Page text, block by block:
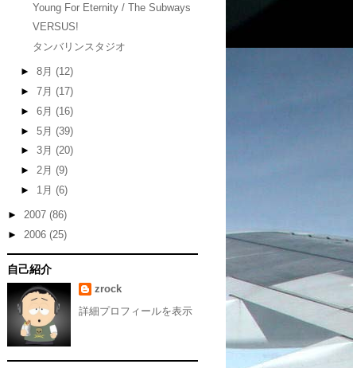
Young For Eternity / The Subways
VERSUS!
タンバリンスタジオ
► 8月 (12)
► 7月 (17)
► 6月 (16)
► 5月 (39)
► 3月 (20)
► 2月 (9)
► 1月 (6)
► 2007 (86)
► 2006 (25)
自己紹介
zrock
詳細プロフィールを表示